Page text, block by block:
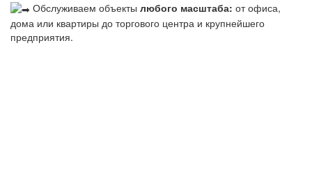
Обслуживаем объекты любого масштаба: от офиса,
дома или квартиры до торгового центра и крупнейшего
предприятия.